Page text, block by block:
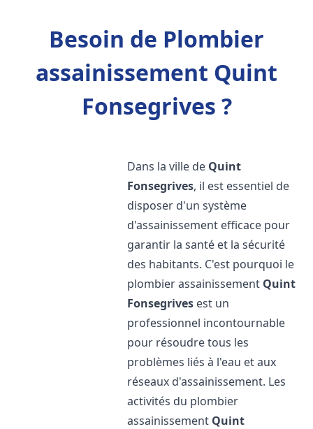
Besoin de Plombier
assainissement Quint
Fonsegrives ?
Dans la ville de Quint
Fonsegrives, il est essentiel de
disposer d'un système
d'assainissement efficace pour
garantir la santé et la sécurité
des habitants. C'est pourquoi le
plombier assainissement Quint
Fonsegrives est un
professionnel incontournable
pour résoudre tous les
problèmes liés à l'eau et aux
réseaux d'assainissement. Les
activités du plombier
assainissement Quint